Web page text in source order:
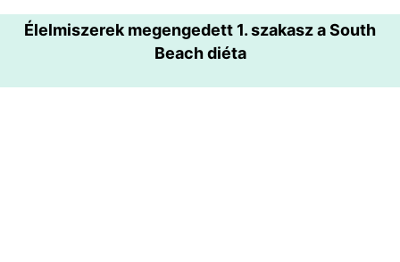
Egészség Egészségügyi Ágazat Mentális Egészség
Élelmiszerek megengedett 1. szakasz a South
Beach diéta